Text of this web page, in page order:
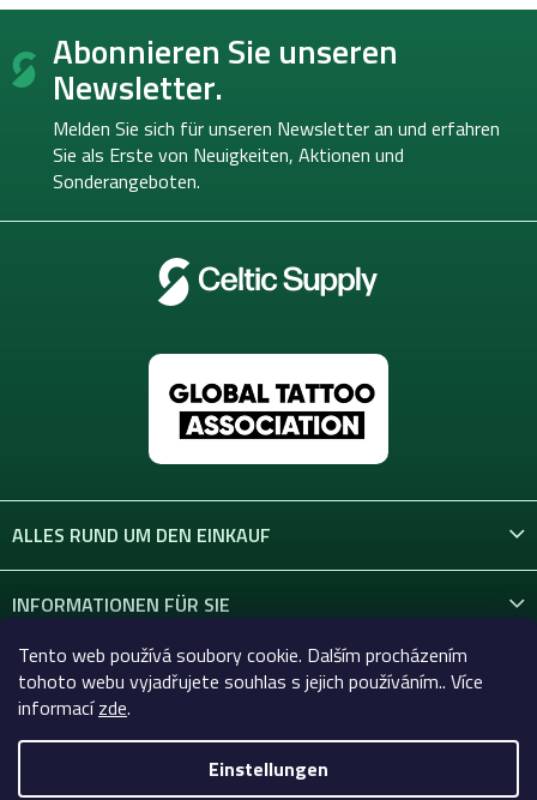
Tento web používá soubory cookie. Dalším procházením
tohoto webu vyjadřujete souhlas s jejich používáním.. Více
informacízde.
Einstellungen
F
ß Abonnieren Sie unseren
Newsletter.
Melden Sie sich für unseren Newsletter an und erfahren
Sie als Erste von Neuigkeiten, Aktionen und
Sonderangeboten.
ALLES RUND UM DEN EINKAUF
INFORMATIONEN FÜR SIE
KONTAKT